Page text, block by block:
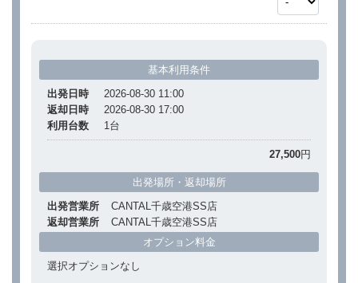
基本利用条件
出発日時
2026-08-30 11:00
返却日時
2026-08-30 17:00
利用台数
1台
27,500円
出発場所・返却場所
出発営業所
CANTAL千歳空港SS店
返却営業所
CANTAL千歳空港SS店
オプション料金
選択オプションなし